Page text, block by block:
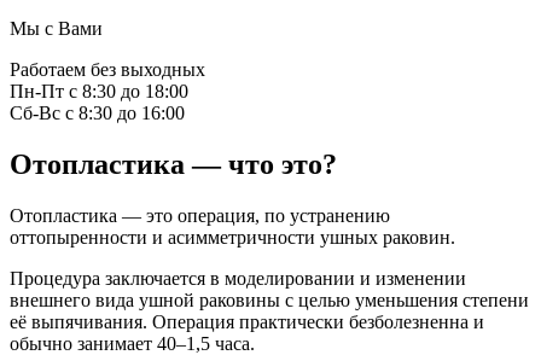
Мы с Вами
Работаем без выходных
Пн-Пт с 8:30 до 18:00
Сб-Вс с 8:30 до 16:00
Отопластика — что это?
Отопластика — это операция, по устранению
оттопыренности и асимметричности ушных раковин.
Процедура заключается в моделировании и изменении
внешнего вида ушной раковины с целью уменьшения степени
её выпячивания. Операция практически безболезненна и
обычно занимает 40–1,5 часа.